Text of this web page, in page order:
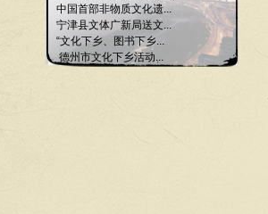
中国首部非物质文化遗...
宁津县文体广新局送文...
“文化下乡、图书下乡...
德州市文化下乡活动...